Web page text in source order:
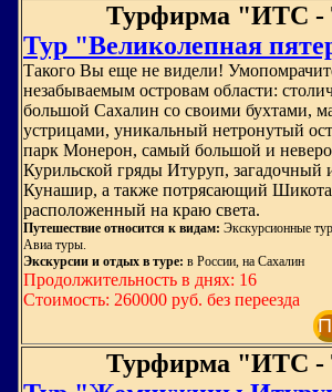
Турфирма "ИТС -
Тур "Великолепная
Такого Вы еще не видели!
незабываемым островам области:
большой Сахалин со своими бухтами,
устрицами, уникальный нетронутый
парк Монерон, самый большой и
Курильской гряды Итуруп, загадочный
Кунашир, а также потрясающий
расположенный на краю света.
Путешествие относится к видам: Экскурсионные
Авиа туры.
Экскурсии и отдых в туре: в России, на Сахалин
Продолжительность в днях: 16
Стоимость: 260000 руб. без переезда
Турфирма "ИТС -